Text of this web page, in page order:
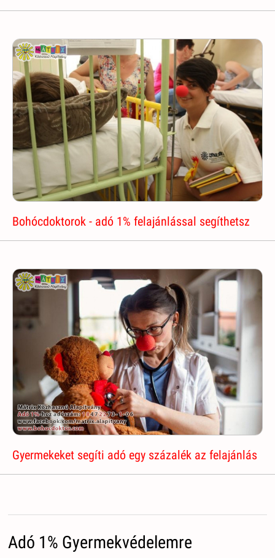
Bohócdoktorok - adó 1% felajánlással segíthetsz
Gyermekeket segíti adó egy százalék az felajánlás
Adó 1% Gyermekvédelemre